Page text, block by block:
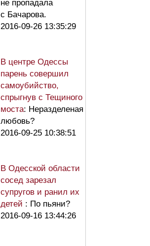
не пропадала
с Бачарова.
2016-09-26 13:35:29
В центре Одессы
парень совершил
самоубийство,
спрыгнув с Тещиного
моста: Неразделеная
любовь?
2016-09-25 10:38:51
В Одесской области
сосед зарезал
супругов и ранил их
детей : По пьяни?
2016-09-16 13:44:26